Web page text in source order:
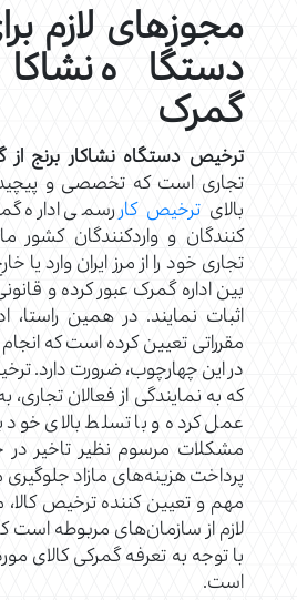
مجوزهای لازم
دستگاه
گمرک
ترخیص دستگاه نشاکار برنج از
تجاری است که تخصصی و
بالای ترخیص کاررسمی اداره
کنندگان و واردکنندگان کشور
تجاری خود را از مرز ایران وارد یا
بین اداره گمرک عبور کرده و
اثبات نمایند. در همین راستا،
مقرراتی تعیین کرده است که
در این چهارچوب، ضرورت دارد.
که به نمایندگی از فعالان
عمل کرده و با تسلط بالای خود
مشکلات مرسوم نظیر تاخیر در
پرداخت هزینه‌های مازاد
مهم و تعیین کننده ترخیص
لازم از سازمان‌های مربوطه است
با توجه به تعرفه گمرکی کالای
است.